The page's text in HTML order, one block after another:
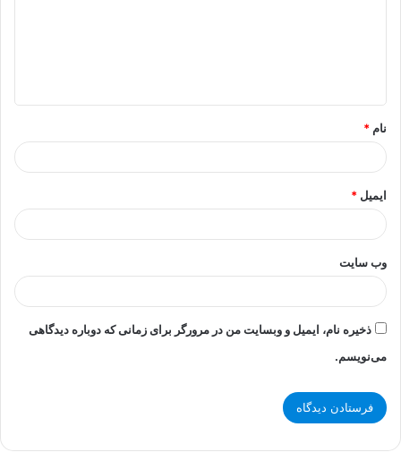
*
نام *
ایمیل *
وب‌ سایت
ذخیره نام، ایمیل و وبسایت من در مرورگر برای زمانی که دوباره دیدگاهی
می‌نویسم.